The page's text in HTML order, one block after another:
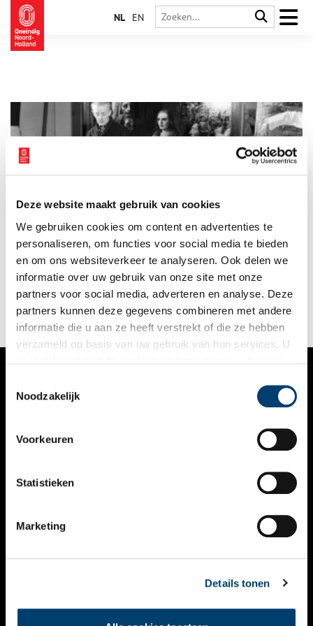
Deze website maakt gebruik van cookies
We gebruiken cookies om content en advertenties te
personaliseren, om functies voor social media te bieden
en om ons websiteverkeer te analyseren. Ook delen we
informatie over uw gebruik van onze site met onze
partners voor social media, adverteren en analyse. Deze
partners kunnen deze gegevens combineren met andere
informatie die u aan ze heeft verstrekt of die ze hebben
verzameld op basis van uw gebruik van hun services. U
Noodzakelijk
Voorkeuren
Statistieken
Marketing
Details tonen
NL EN
De vervalsingspraktijken van Han van Meegeren waren één
van de grootste kunstschandalen uit de Nederlandse
geschiedenis. Hoe ging hij te werk?
VERHALEN
KALENDER
THEMA’S
VIDEO’S
CONTACT